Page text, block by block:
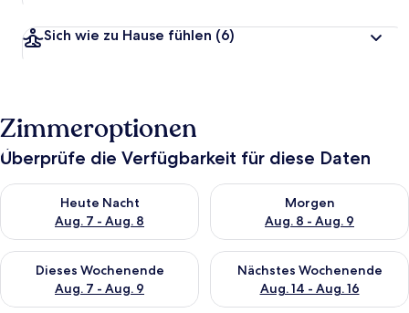
Sich wie zu Hause fühlen (6)
Zimmeroptionen
Überprüfe die Verfügbarkeit für diese Daten
Heute Nacht
Aug. 7 - Aug. 8
Überprüfe die Verfügbarkeit für heute Nacht, Aug. 7 - Aug. 8.
Morgen
Aug. 8 - Aug. 9
Überprüfe die Verfügbarkeit
Dieses Wochenende
Aug. 7 - Aug. 9
Überprüfe die Verfügbarkeit für dieses Wochenende, Aug. 7
Nächstes Wochenende
Aug. 14 - Aug. 16
Überprüfe die Verfügbarkeit